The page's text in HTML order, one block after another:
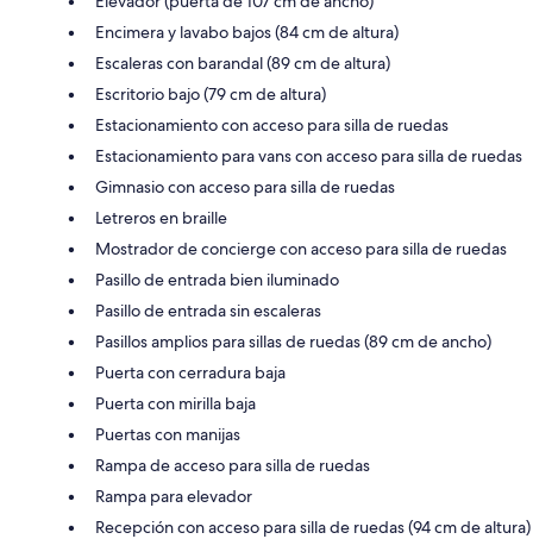
Encimera y lavabo bajos (84 cm de altura)
Escaleras con barandal (89 cm de altura)
Escritorio bajo (79 cm de altura)
Estacionamiento con acceso para silla de ruedas
Estacionamiento para vans con acceso para silla de ruedas
Gimnasio con acceso para silla de ruedas
Letreros en braille
Mostrador de concierge con acceso para silla de ruedas
Pasillo de entrada bien iluminado
Pasillo de entrada sin escaleras
Pasillos amplios para sillas de ruedas (89 cm de ancho)
Puerta con cerradura baja
Puerta con mirilla baja
Puertas con manijas
Rampa de acceso para silla de ruedas
Rampa para elevador
Recepción con acceso para silla de ruedas (94 cm de altura)